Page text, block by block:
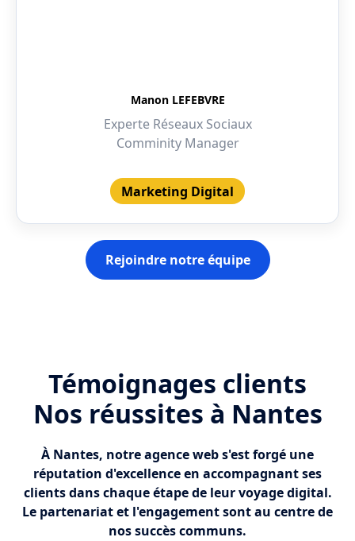
Manon LEFEBVRE
Experte Réseaux Sociaux
Comminity Manager
Marketing Digital
Rejoindre notre équipe
Témoignages clients
Nos réussites à Nantes
À Nantes, notre agence web s'est forgé une
réputation d'excellence en accompagnant ses
clients dans chaque étape de leur voyage digital.
Le partenariat et l'engagement sont au centre de
nos succès communs.